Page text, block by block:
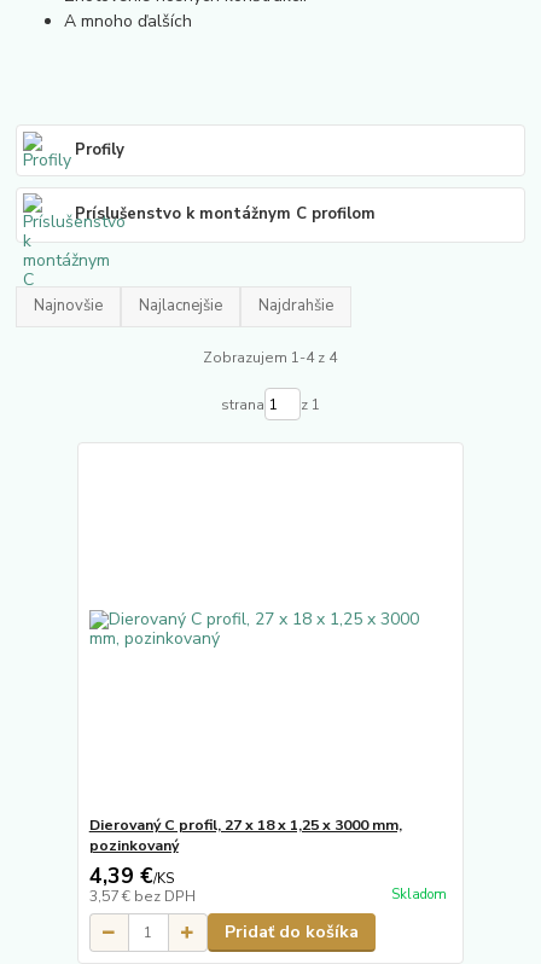
A mnoho ďalších
Profily
Príslušenstvo k montážnym C profilom
Najnovšie Najlacnejšie Najdrahšie
Zobrazujem 1-4 z 4
strana z 1
Dierovaný C profil, 27 x 18 x 1,25 x 3000 mm,
pozinkovaný
4,39 €/KS
3,57 € bez DPH Skladom
Pridať do košíka